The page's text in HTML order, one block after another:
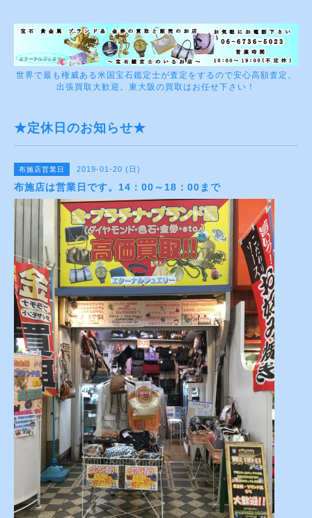
世界で最も権威ある米国宝石鑑定士が査定をするので安心高額査定。
出張買取大歓迎。東大阪の買取はお任せ下さい！
★定休日のお知らせ★
布施店営業日 2019-01-20 (日)
布施店は営業日です。14：00～18：00まで